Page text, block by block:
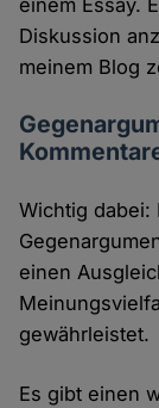
einem Essay.
Diskussion
meinem Blog
Wichtig dabei:
einen
gewährleistet.
Es gibt einen